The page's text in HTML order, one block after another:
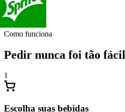
Como funciona
Pedir nunca foi tão fácil
1
Escolha suas bebidas